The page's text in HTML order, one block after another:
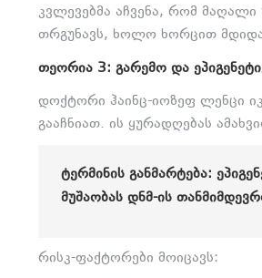
კვლევებმა აჩვენა, რომ მაღალი
თრგუნავს, ხოლო ხორცით
ᲗᲔᲝᲠᲘᲐ 3: ᲒᲐᲠᲔᲛᲝ ᲓᲐ
დოქტორი ჰაინც-იოზეფ ლენცი
გააჩნიათ. ის ყურადღებას
ᲢᲔᲠᲛᲘᲜᲘᲡ ᲒᲐᲜᲛᲐᲠᲢᲔᲑᲐ:
ᲛᲣᲨᲐᲝᲑᲐᲡ ᲓᲜᲛ-ᲘᲡ
რისკ-ფაქტორები მოიცავს: